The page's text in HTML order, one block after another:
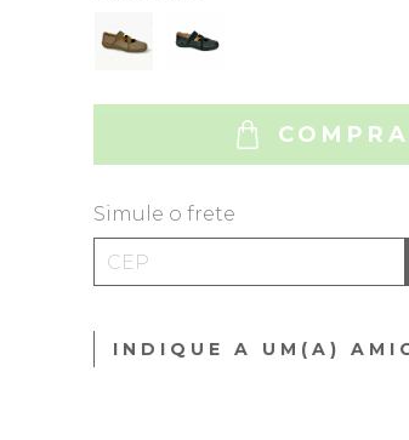
Simule o frete
INDIQUE A UM(A)